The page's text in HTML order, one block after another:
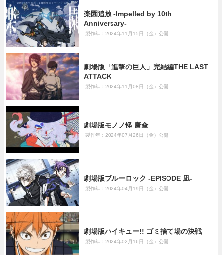
楽園追放 -Impelled by 10th
Anniversary-
製作年：2024年11月15日（金）公開
劇場版「進撃の巨人」完結編THE LAST
ATTACK
製作年：2024年11月08日（金）公開
劇場版モノノ怪 唐傘
製作年：2024年07月26日（金）公開
劇場版ブルーロック -EPISODE 凪-
製作年：2024年04月19日（金）公開
劇場版ハイキュー!! ゴミ捨て場の決戦
製作年：2024年02月16日（金）公開